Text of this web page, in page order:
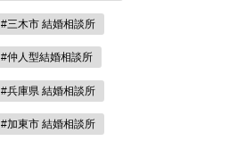
#三木市 結婚相談所
#仲人型結婚相談所
#兵庫県 結婚相談所
#加東市 結婚相談所